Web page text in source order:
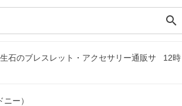
search
石のブレスレット・アクセサリー通販サ
12
ー）